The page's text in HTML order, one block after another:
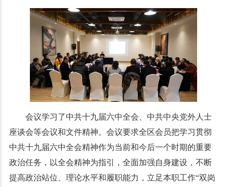
会议学习了中共十九届六中全会、中共中央党外人士
座谈会等会议和文件精神。会议要求全区会员把学习贯彻
中共十九届六中全会精神作为当前和今后一个时期的重要
政治任务，以全会精神为指引，全面加强自身建设，不断
提高政治站位、理论水平和履职能力，立足本职工作“双岗